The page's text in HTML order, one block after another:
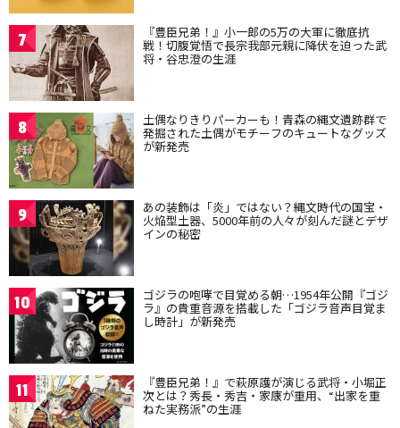
7 『豊臣兄弟！』小一郎の5万の大軍に徹底抗
戦！切腹覚悟で長宗我部元親に降伏を迫った武
将・谷忠澄の生涯
8 土偶なりきりパーカーも！青森の縄文遺跡群で
発掘された土偶がモチーフのキュートなグッズ
が新発売
9 あの装飾は「炎」ではない？縄文時代の国宝・
火焔型土器、5000年前の人々が刻んだ謎とデザ
インの秘密
10 ゴジラの咆哮で目覚める朝…1954年公開『ゴジ
ラ』の貴重音源を搭載した「ゴジラ音声目覚ま
し時計」が新発売
11 『豊臣兄弟！』で萩原護が演じる武将・小堀正
次とは？秀長・秀吉・家康が重用、“出家を重
ねた実務派”の生涯